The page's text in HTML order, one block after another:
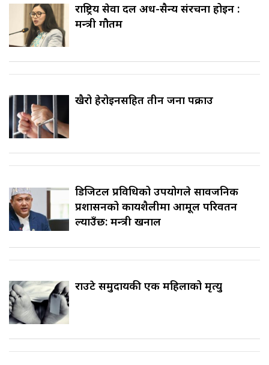
राष्ट्रिय सेवा दल अर्ध-सैन्य संरचना होइन :
मन्त्री गौतम
खैरो हेरोइनसहित तीन जना पक्राउ
डिजिटल प्रविधिको उपयोगले सार्वजनिक
प्रशासनको कार्यशैलीमा आमूल परिवर्तन
ल्याउँछ: मन्त्री खनाल
राउटे समुदायकी एक महिलाको मृत्यु